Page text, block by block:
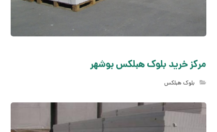
مرکز خرید بلوک هبلکس بوشهر
بلوک هبلکس